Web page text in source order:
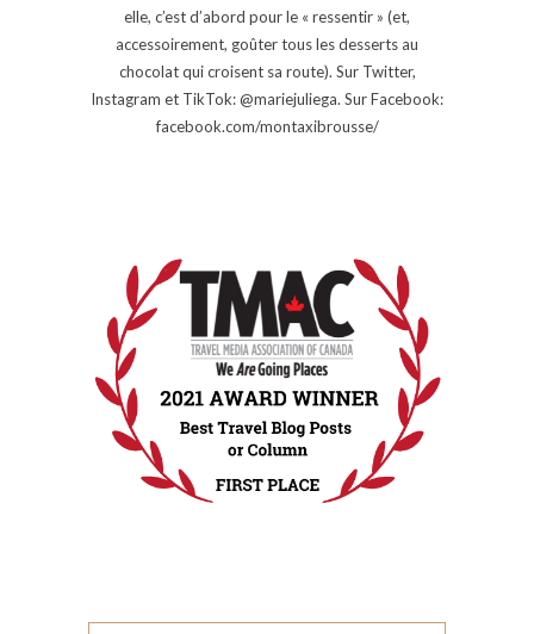
elle, c’est d’abord pour le « ressentir » (et,
accessoirement, goûter tous les desserts au
chocolat qui croisent sa route). Sur Twitter,
Instagram et TikTok: @mariejuliega. Sur Facebook:
facebook.com/montaxibrousse/